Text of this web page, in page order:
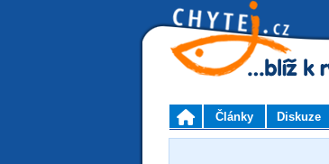
Články Diskuze